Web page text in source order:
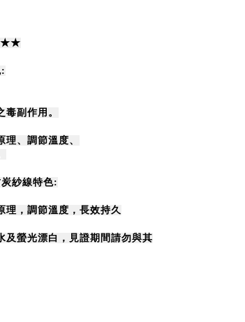
★★
毒副作用。
、調節溫度、
紗線特色:
理，調節溫度，長效持久
及螢光漂白， 見證期間請勿與其